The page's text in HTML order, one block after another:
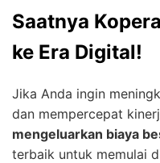
Saatnya
ke Era Digital!
Jika Anda ingin
dan mempercepat
mengeluarkan biaya
terbaik untuk memulai